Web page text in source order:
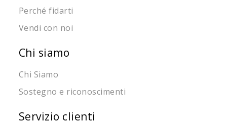
Perché fidarti
Vendi con noi
Chi siamo
Chi Siamo
Sostegno e riconoscimenti
Servizio clienti